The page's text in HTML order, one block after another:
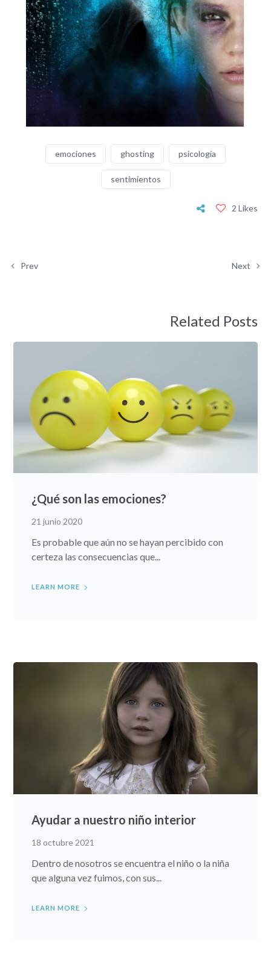
emociones ghosting psicología
sentimientos
2 Likes
Prev Next
Related Posts
¿Qué son las emociones?
21 junio 2020
Es probable que aún no se hayan percibido con
certeza las consecuencias que...
LEARN MORE
Ayudar a nuestro niño interior
18 octubre 2021
Dentro de nosotros se encuentra el niño o la niña
que alguna vez fuimos, con sus...
LEARN MORE